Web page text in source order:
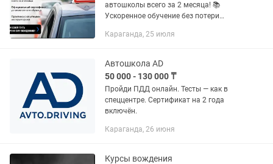
автошколы всего за 2 месяца! 📚
Ускоренное обучение без потери
установленного образца 👨🏫 Опытные
🛣...
Караганда, 25 июля
Автошкола AD
50 000 - 130 000 ₸
Пройди ПДД онлайн. Тесты — как в
спеццентре. Сертификат на 2 года
включён.
Караганда, 26 июня
Курсы вождения